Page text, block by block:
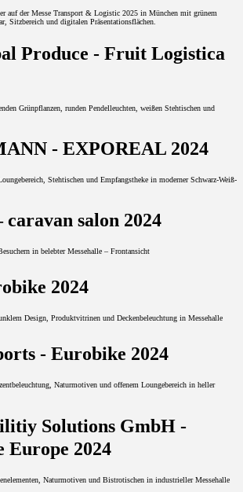
Produce - Fruit Logistica
- EXPOREAL 2024
caravan salon 2024
2024
- Eurobike 2024
Solutions GmbH -
Europe 2024